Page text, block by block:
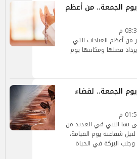
الجمعة.. من أعظم
من أعظم العبادات التي
فضلها ومكانتها يوم
الجمعة.. لقضاء
بها النبي في العديد من
شفاعته يوم القيامة،
وجلب البركة في الحياة